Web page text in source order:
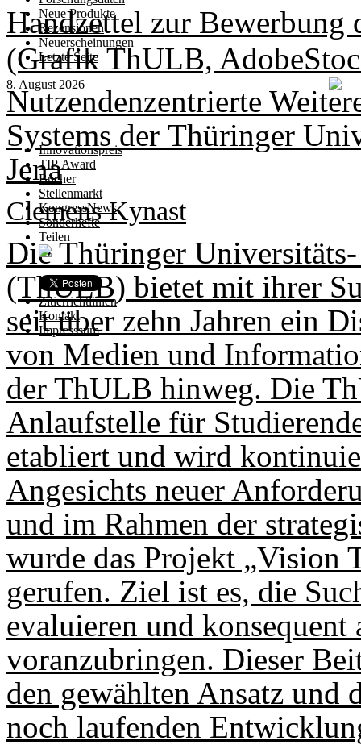
Neue Produkte
Rezensionen
Neuerscheinungen
Letzte Seite
8. August 2026
Innovationspreis
TIP Award
Bücher
Stellenmarkt
KongressNews
Sonderhefte
Teilen
Zitierrichtlinien
Kontakt
Impresssum
Handzettel zur Bewerbung
(Grafik ThULB,
Nutzendenzentrierte
Systems der Thüringer
Jena
Clemens Kynast
Die Thüringer
(ThULB) bietet mit ihrer
seit über zehn Jahren ein
von Medien und
der ThULB hinweg. Die
Anlaufstelle für
etabliert und wird
Angesichts neuer
und im Rahmen der
wurde das Projekt „Vision
gerufen. Ziel ist es, die
evaluieren und konsequent
voranzubringen. Dieser
den gewählten Ansatz und
noch laufenden